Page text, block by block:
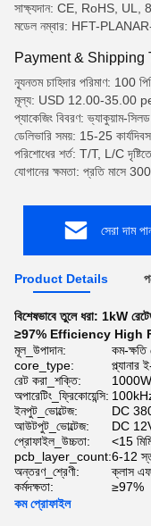
সাক্ষ্যদান: CE, RoHS,
মডেল নম্বার: HFT-
Payment & Shipping
ন্যূনতম চাহিদার পরিমাণ: 100
মূল্য: USD 12.00-35.00
প্যাকেজিং বিবরণ: ভ্যাকুয়াম-
ডেলিভারি সময়: 15-25 কার্যদিবস
পরিশোধের শর্ত: T/T, L/C দৃষ্টিতে
যোগানের ক্ষমতা: প্রতি মাসে
সেরা দাম
Product Details
বিশেষভাবে তুলে ধরা: 1kW রেটেড
≥97% Efficiency High
মূল_উপাদান:
কম-
core_type:
রেট করা_শক্তি:
অপারেটিং_ফ্রিকোয়েন্সি:
ইনপুট_ভোল্টেজ:
DC
আউটপুট_ভোল্টেজ:
DC
প্রোফাইল_উচ্চতা:
<15
pcb_layer_count:6-12
অন্তরণ_শ্রেণী:
ক্লাস এফ
কর্মদক্ষতা:
≥97%
কম প্রোফাইল